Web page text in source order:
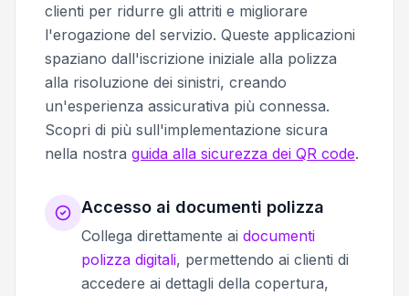
clienti per ridurre gli attriti e migliorare
l'erogazione del servizio. Queste applicazioni
spaziano dall'iscrizione iniziale alla polizza
alla risoluzione dei sinistri, creando
un'esperienza assicurativa più connessa.
Scopri di più sull'implementazione sicura
nella nostra guida alla sicurezza dei QR code.
Accesso ai documenti polizza
Collega direttamente ai documenti
polizza digitali, permettendo ai clienti di
accedere ai dettagli della copertura,